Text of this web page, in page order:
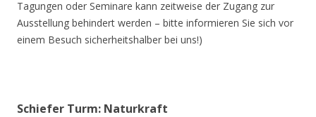
Tagungen oder Seminare kann zeitweise der Zugang zur
Ausstellung behindert werden – bitte informieren Sie sich vor
einem Besuch sicherheitshalber bei uns!)
Schiefer Turm: Naturkraft